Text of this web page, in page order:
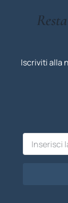
Iscriviti alla